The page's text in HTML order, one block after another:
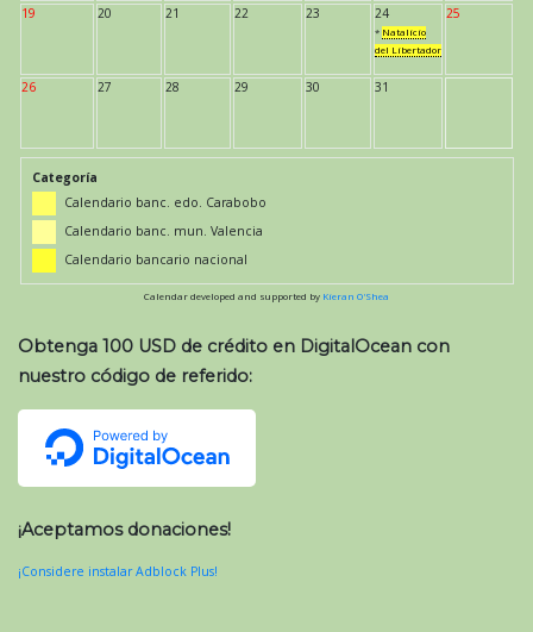
19 20 21 22 23 24
* Natalicio
del Libertador
25
26 27 28 29 30 31
Categoría
Calendario banc. edo. Carabobo
Calendario banc. mun. Valencia
Calendario bancario nacional
Calendar developed and supported by Kieran O'Shea
Obtenga 100 USD de crédito en DigitalOcean con
nuestro código de referido:
¡Aceptamos donaciones!
¡Considere instalar Adblock Plus!